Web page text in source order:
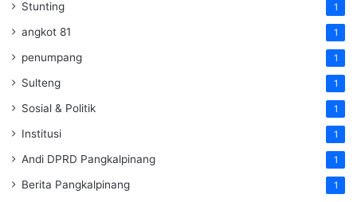
Stunting 1
angkot 81 1
penumpang 1
Sulteng 1
Sosial & Politik 1
Institusi 1
Andi DPRD Pangkalpinang 1
Berita Pangkalpinang 1